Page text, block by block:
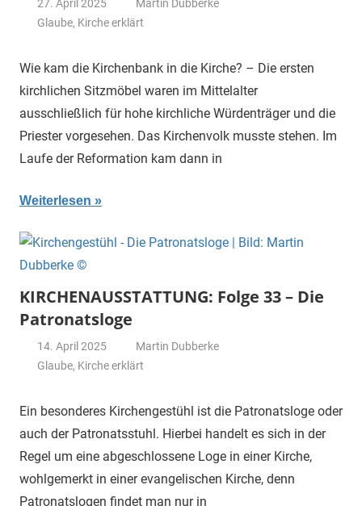
27. April 2025
Martin Dubberke
Glaube, Kirche erklärt
Wie kam die Kirchenbank in die Kirche? – Die ersten
kirchlichen Sitzmöbel waren im Mittelalter
ausschließlich für hohe kirchliche Würdenträger und die
Priester vorgesehen. Das Kirchenvolk musste stehen. Im
Laufe der Reformation kam dann in
Weiterlesen
KIRCHENAUSSTATTUNG: Folge 33 – Die
Patronatsloge
14. April 2025
Martin Dubberke
Glaube, Kirche erklärt
Ein besonderes Kirchengestühl ist die Patronatsloge oder
auch der Patronatsstuhl. Hierbei handelt es sich in der
Regel um eine abgeschlossene Loge in einer Kirche,
wohlgemerkt in einer evangelischen Kirche, denn
Patronatslogen findet man nur in